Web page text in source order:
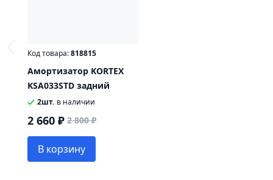
Код товара:818815
Амортизатор KORTEX
KSA033STD задний
2шт. в наличии
2 660 ₽ 2 800 ₽
В корзину